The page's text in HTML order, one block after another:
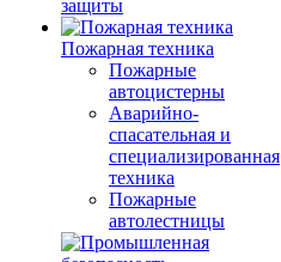
защиты
Пожарная техника
Пожарные
автоцистерны
Аварийно-
спасательная и
специализированная
техника
Пожарные
автолестницы